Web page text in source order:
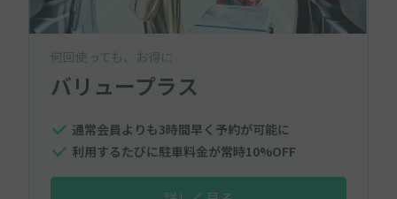
何回使っても、お得に
バリュープラス
通常会員よりも3時間早く予約が可能に
利用するたびに駐車料金が常時10%OFF